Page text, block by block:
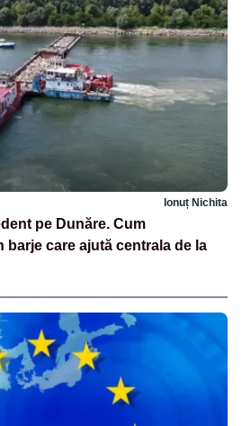
Ionuț Nichita
pe Dunăre. Cum
care ajută centrala de la